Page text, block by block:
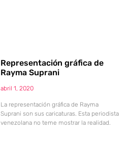
Representación gráfica de
Rayma Suprani
abril 1, 2020
La representación gráfica de Rayma
Suprani son sus caricaturas. Esta periodista
venezolana no teme mostrar la realidad.